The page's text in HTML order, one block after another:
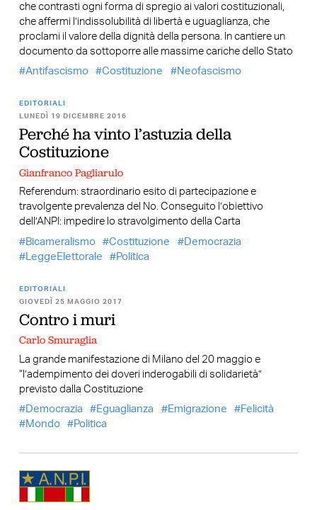
che contrasti ogni forma di spregio ai valori costituzionali,
che affermi l’indissolubilità di libertà e uguaglianza, che
proclami il valore della dignità della persona. In cantiere un
documento da sottoporre alle massime cariche dello Stato
Antifascismo
Costituzione Neofascismo
EDITORIALI
LUNEDÌ 19 DICEMBRE 2016
Perché ha vinto l’astuzia della
Costituzione
Gianfranco Pagliarulo
Referendum: straordinario esito di partecipazione e
travolgente prevalenza del No. Conseguito l’obiettivo
dell’ANPI: impedire lo stravolgimento della Carta
Bicameralismo
Costituzione
Democrazia
LeggeElettorale
Politica
EDITORIALI
GIOVEDÌ 25 MAGGIO 2017
Contro i muri
Carlo Smuraglia
La grande manifestazione di Milano del 20 maggio e
“l’adempimento dei doveri inderogabili di solidarietà”
previsto dalla Costituzione
Democrazia
Eguaglianza Emigrazione
Felicità
Mondo
Politica